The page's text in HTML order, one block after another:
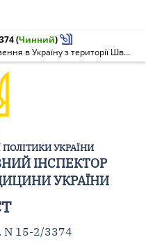
(Чинний)
Щодо зняття обмеження на ввезення в Україну з території Швеції птиці, продуктів та сировини з неї
ПОЛІТИКИ УКРАЇНИ
ІНСПЕКТОР
УКРАЇНИ
N 15-2/3374